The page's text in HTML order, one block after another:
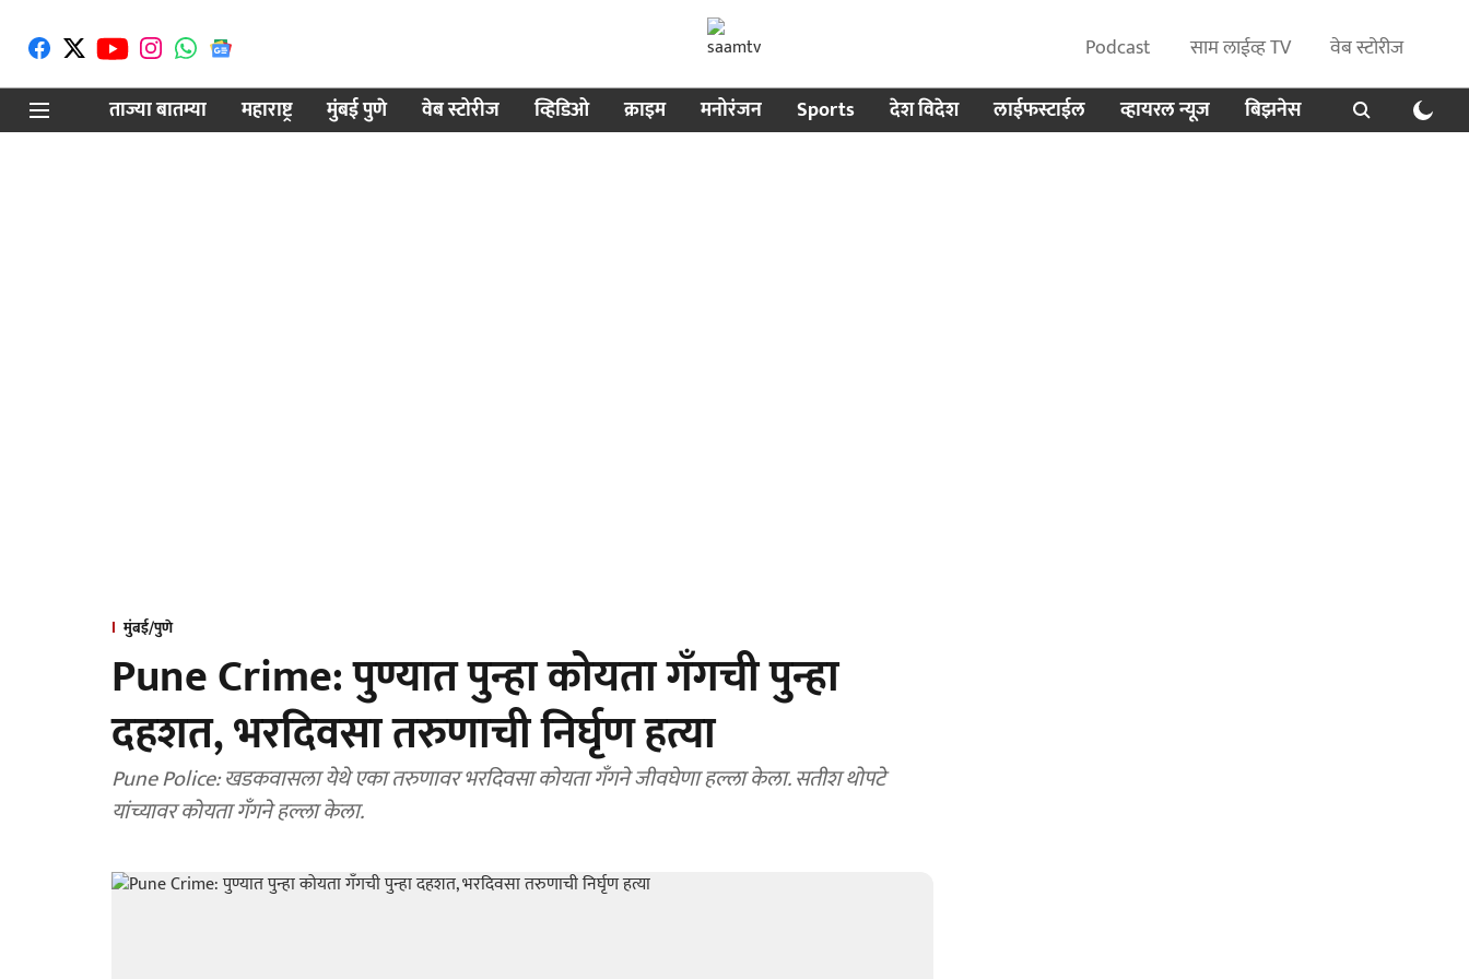
Podcast साम लाईव्ह TV
वेब स्टोरीज
ताज्या बातम्या
महाराष्ट्र मुंबई पुणे वेब स्टोरीज व्हिडिओ क्राइम मनोरंजन Sports देश विदेश लाईफस्टाईल व्हायरल न्यूज बिझनेस
मुंबई/पुणे
Pune Crime: पुण्यात पुन्हा कोयता गँगची पुन्हा
दहशत, भरदिवसा तरुणाची निर्घृण हत्या
Pune Police: खडकवासला येथे एका तरुणावर भरदिवसा कोयता गँगने जीवघेणा हल्ला केला. सतीश थोपटे
यांच्यावर कोयता गँगने हल्ला केला.